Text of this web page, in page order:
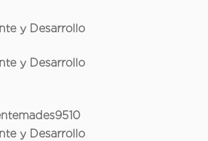
y Desarrollo
y Desarrollo
y Desarrollo